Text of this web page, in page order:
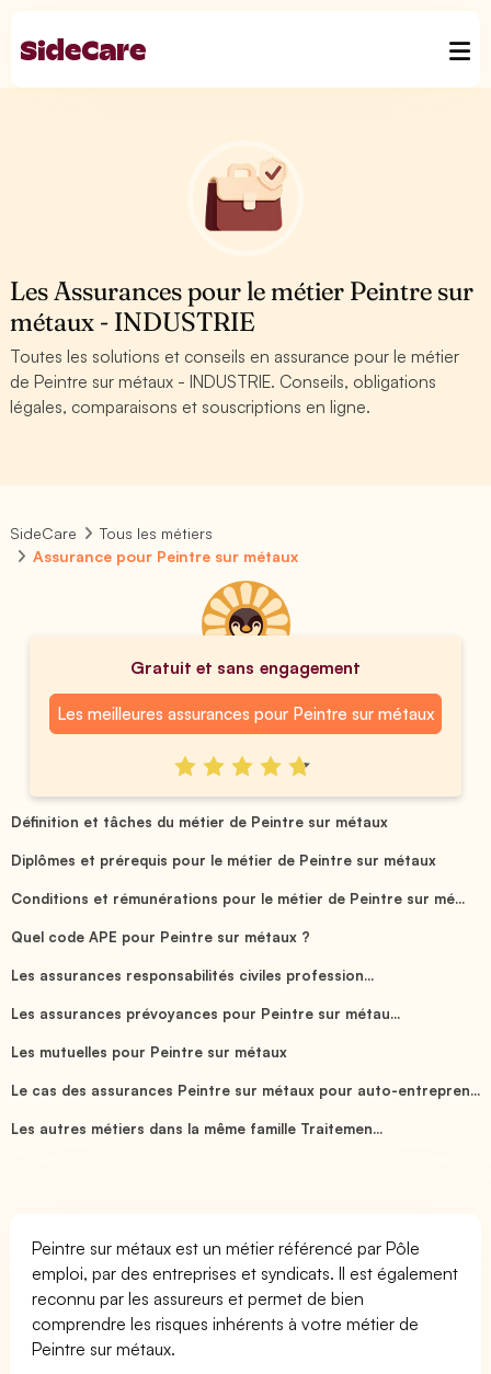
Les Assurances pour le métier Peintre sur
métaux - INDUSTRIE
Toutes les solutions et conseils en assurance pour le métier
de Peintre sur métaux - INDUSTRIE. Conseils, obligations
légales, comparaisons et souscriptions en ligne.
SideCare
Tous les métiers
Assurance pour Peintre sur métaux
Gratuit et sans engagement
Les meilleures assurances pour Peintre sur métaux
Définition et tâches du métier de Peintre sur métaux
Diplômes et prérequis pour le métier de Peintre sur métaux
Conditions et rémunérations pour le métier de Peintre sur mé...
Quel code APE pour Peintre sur métaux ?
Les assurances responsabilités civiles profession...
Les assurances prévoyances pour Peintre sur métau...
Les mutuelles pour Peintre sur métaux
Le cas des assurances Peintre sur métaux pour auto-entrepren...
Les autres métiers dans la même famille Traitemen...
Peintre sur métaux est un métier référencé par Pôle
emploi, par des entreprises et syndicats. Il est également
reconnu par les assureurs et permet de bien
comprendre les risques inhérents à votre métier de
Peintre sur métaux.